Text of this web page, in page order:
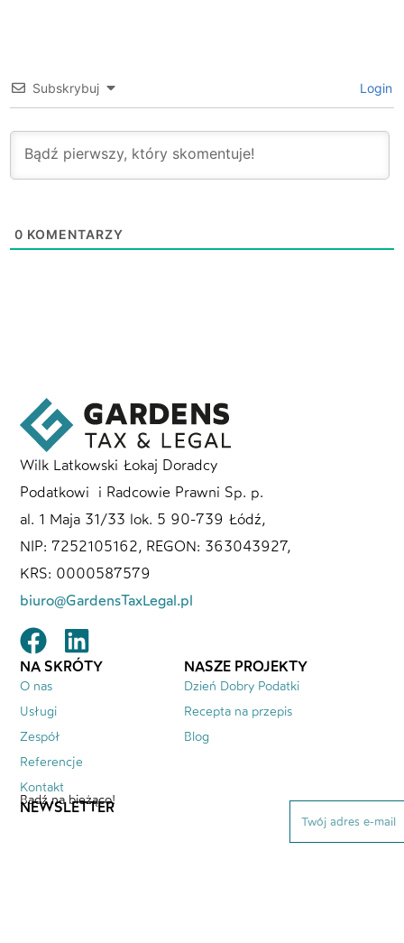
Subskrybuj Login
0 KOMENTARZY
Wilk Latkowski Łokaj Doradcy
Podatkowi i Radcowie Prawni Sp. p.
al. 1 Maja 31/33 lok. 5 90-739 Łódź,
NIP: 7252105162, REGON: 363043927,
KRS: 0000587579
biuro@GardensTaxLegal.pl
NA SKRÓTY
O nas
Usługi
Zespół
Referencje
Kontakt
NASZE PROJEKTY
Dzień Dobry Podatki
Recepta na przepis
Blog
NEWSLETTER
Bądź na bieżąco!